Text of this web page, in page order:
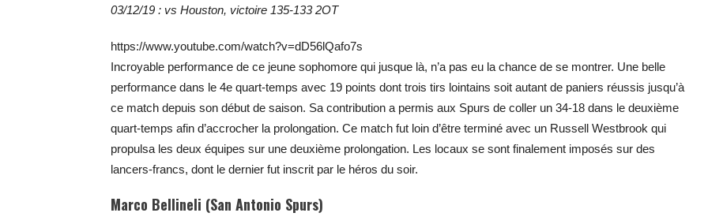
03/12/19 : vs Houston, victoire 135-133 2OT
https://www.youtube.com/watch?v=dD56lQafo7s
Incroyable performance de ce jeune sophomore qui jusque là, n’a pas eu la chance de se montrer. Une belle
performance dans le 4e quart-temps avec 19 points dont trois tirs lointains soit autant de paniers réussis jusqu’à
ce match depuis son début de saison. Sa contribution a permis aux Spurs de coller un 34-18 dans le deuxième
quart-temps afin d’accrocher la prolongation. Ce match fut loin d’être terminé avec un Russell Westbrook qui
propulsa les deux équipes sur une deuxième prolongation. Les locaux se sont finalement imposés sur des
lancers-francs, dont le dernier fut inscrit par le héros du soir.
Marco Bellineli (San Antonio Spurs)